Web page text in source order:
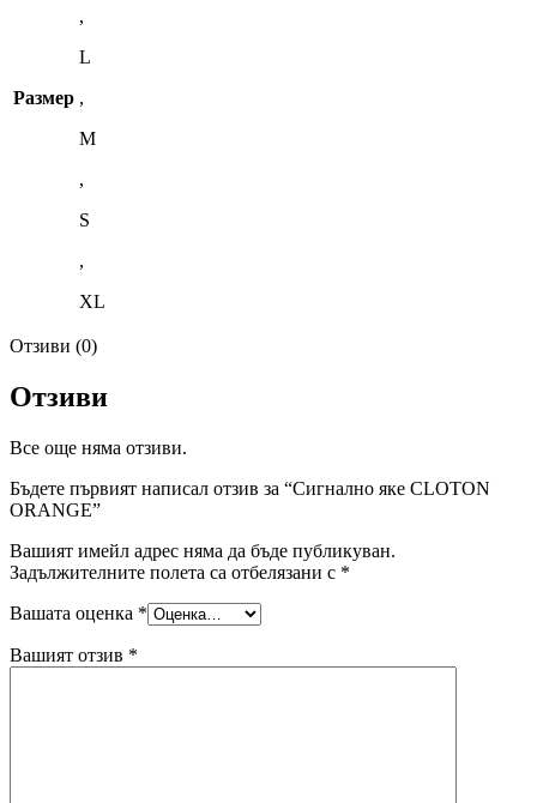
Размер
,
L
,
M
,
S
,
XL
Отзиви (0)
Отзиви
Все още няма отзиви.
Бъдете първият написал отзив за “Сигнално яке CLOTON
ORANGE”
Вашият имейл адрес няма да бъде публикуван.
Задължителните полета са отбелязани с *
Вашата оценка *
Вашият отзив *